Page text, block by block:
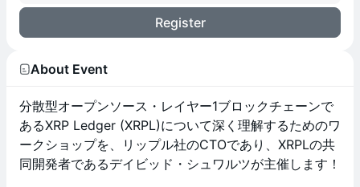
Register
About Event
分散型オープンソース・レイヤー1ブロックチェーンで
あるXRP Ledger (XRPL)について深く理解するためのワ
ークショップを、リップル社のCTOであり、XRPLの共
同開発者であるデイビッド・シュワルツが主催します！